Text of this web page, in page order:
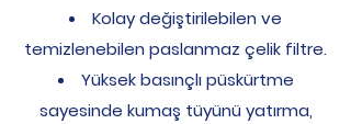
Kolay değiştirilebilen ve
temizlenebilen paslanmaz çelik filtre.
Yüksek basınçlı püskürtme
sayesinde kumaş tüyünü yatırma,